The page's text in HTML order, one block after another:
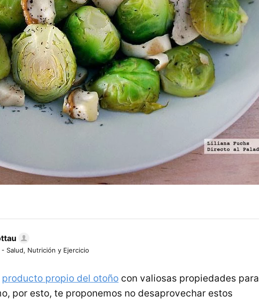
Salud, Nutrición y Ejercicio
producto propio del otoño con valiosas propiedades para
por esto, te proponemos no desaprovechar estos